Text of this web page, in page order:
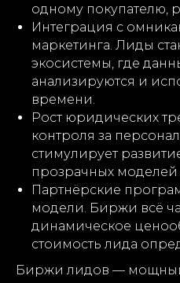
одному покупателю,
Интеграция с
маркетинга. Лиды
экосистемы, где
анализируются и
времени.
Рост юридических
контроля за
стимулирует
прозрачных
Партнёрские
модели. Биржи всё
динамическое
стоимость лида
Биржи лидов —